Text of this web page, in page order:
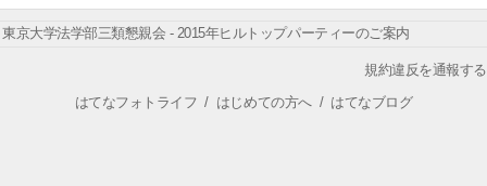
東京大学法学部三類懇親会 - 2015年ヒルトップパーティーのご案内
規約違反を通報する
はてなフォトライフ / はじめての方へ/ はてなブログ